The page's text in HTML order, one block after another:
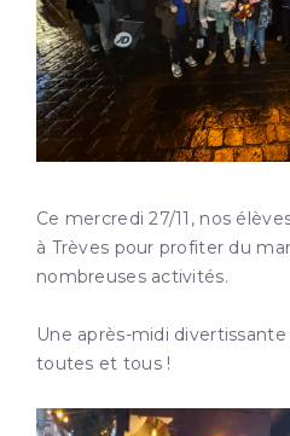
Ce mercredi 27/11, nos
à Trèves pour profiter du
nombreuses activités.
Une après-midi
toutes et tous !